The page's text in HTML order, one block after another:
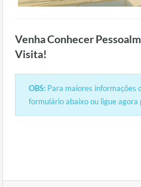
Venha Conhecer
Visita!
OBS: Para maiores informações
formulário abaixo ou ligue agora